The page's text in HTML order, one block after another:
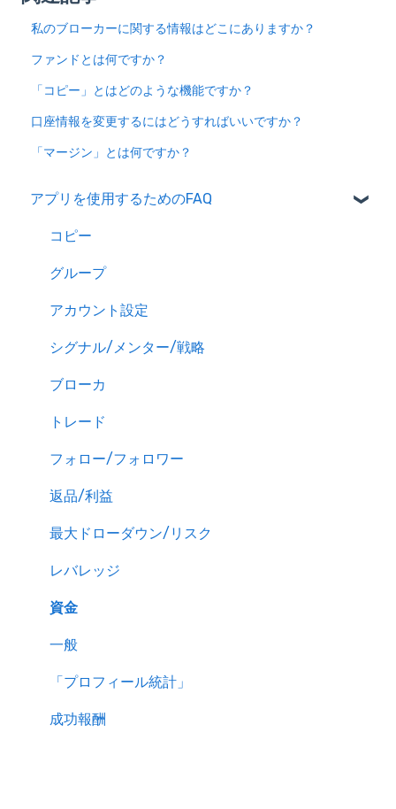
私のブローカーに関する情報はどこにありますか？
ファンドとは何ですか？
「コピー」とはどのような機能ですか？
口座情報を変更するにはどうすればいいですか？
「マージン」とは何ですか？
アプリを使用するためのFAQ
コピー
グループ
アカウント設定
シグナル/メンター/戦略
ブローカ
トレード
フォロー/フォロワー
返品/利益
最大ドローダウン/リスク
レバレッジ
資金
一般
「プロフィール統計」
成功報酬